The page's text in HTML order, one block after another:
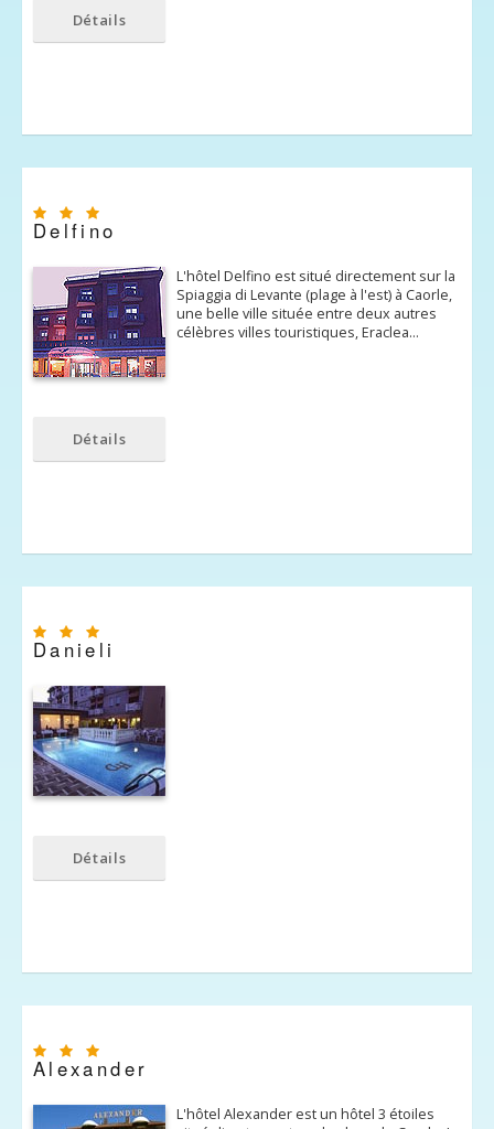
Détails
Delfino
L'hôtel Delfino est situé directement sur ​​la
Spiaggia di Levante (plage à l'est) à Caorle,
une belle ville située entre deux autres
célèbres villes touristiques, Eraclea…
Détails
Danieli
Détails
Alexander
L'hôtel Alexander est un hôtel 3 étoiles